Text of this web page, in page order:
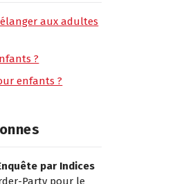
aux adultes
?
enfants ?
par Indices
Party pour le